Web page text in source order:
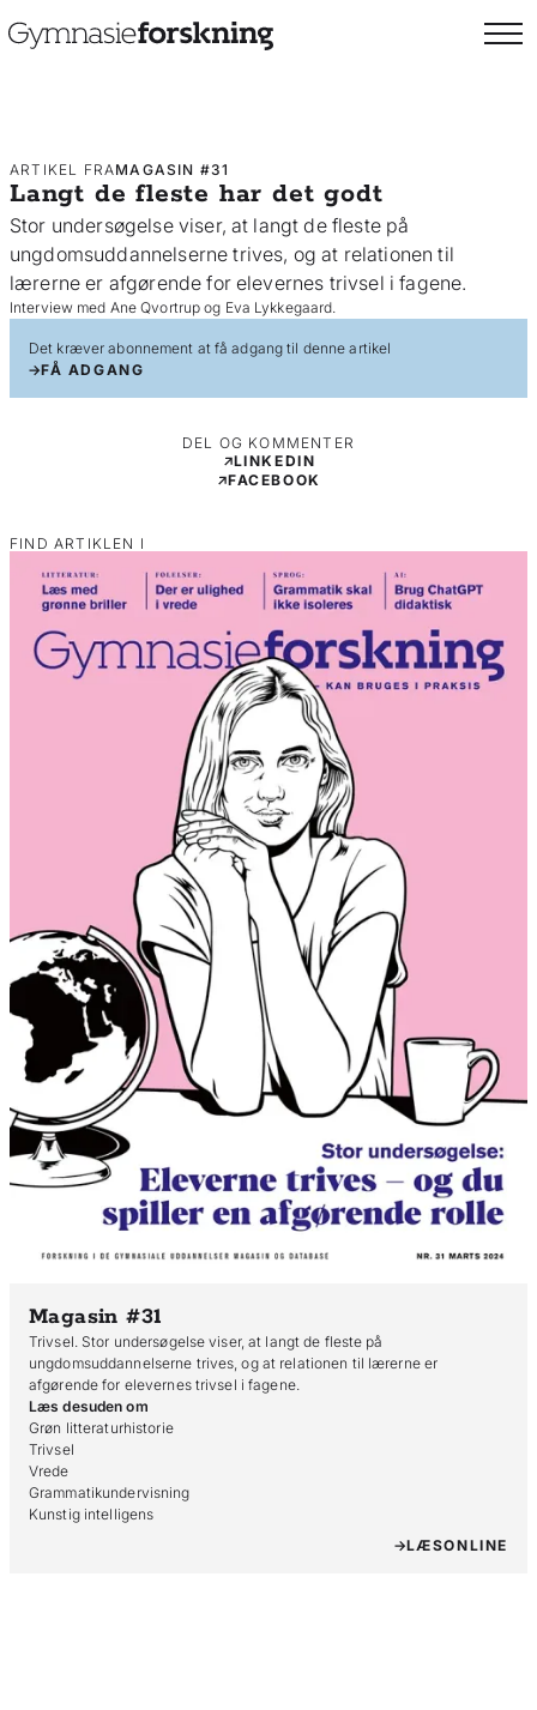
ARTIKEL FRAMAGASIN #31
Langt de fleste har det godt
Stor undersøgelse viser, at langt de fleste på
ungdomsuddannelserne trives, og at relationen til
lærerne er afgørende for elevernes trivsel i fagene.
Interview med Ane Qvortrup og Eva Lykkegaard.
Det kræver abonnement at få adgang til denne artikel
FÅ ADGANG
DEL OG KOMMENTER
LINKEDIN
FACEBOOK
FIND ARTIKLEN I
Magasin #31
Trivsel. Stor undersøgelse viser, at langt de fleste på
ungdomsuddannelserne trives, og at relationen til lærerne er
afgørende for elevernes trivsel i fagene.
Læs desuden om
Grøn litteraturhistorie
Trivsel
Vrede
Grammatikundervisning
Kunstig intelligens
LÆSONLINE